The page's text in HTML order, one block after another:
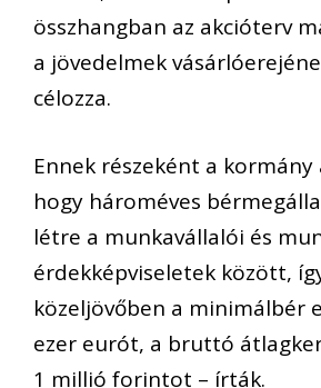
összhangban az akcióterv
a jövedelmek
célozza.
Ennek részeként a
hogy hároméves
létre a munkavállalói és
érdekképviseletek között,
közeljövőben a minimálbér
ezer eurót, a bruttó
1 millió forintot – írták.